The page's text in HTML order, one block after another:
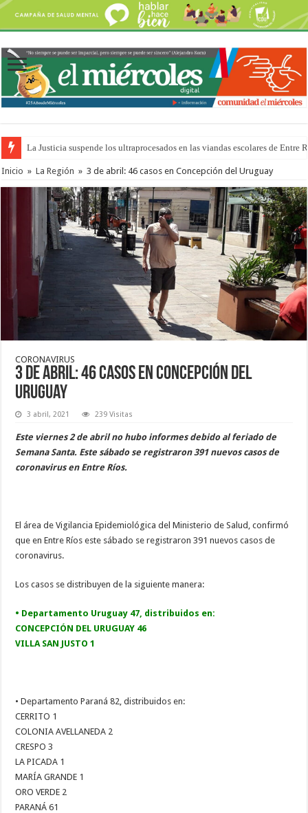
La Justicia suspende los ultraprocesados en las viandas escolares de Entre
Inicio » La Región » 3 de abril: 46 casos en Concepción del Uruguay
CORONAVIRUS
3 de abril: 46 casos en Concepción del
Uruguay
3 abril, 2021 239 Visitas
Este viernes 2 de abril no hubo informes debido al feriado de
Semana Santa. Este sábado se registraron 391 nuevos casos de
coronavirus en Entre Ríos.
El área de Vigilancia Epidemiológica del Ministerio de Salud, confirmó
que en Entre Ríos este sábado se registraron 391 nuevos casos de
coronavirus.
Los casos se distribuyen de la siguiente manera:
• Departamento Uruguay 47, distribuidos en:
CONCEPCIÓN DEL URUGUAY 46
VILLA SAN JUSTO 1
• Departamento Paraná 82, distribuidos en:
CERRITO 1
COLONIA AVELLANEDA 2
CRESPO 3
LA PICADA 1
MARÍA GRANDE 1
ORO VERDE 2
PARANÁ 61